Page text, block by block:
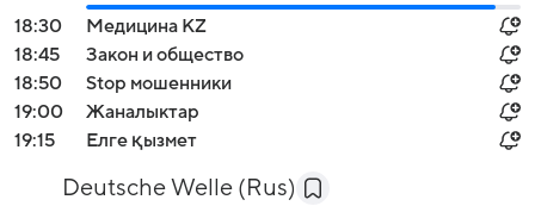
18:30
Медицина KZ
18:45
Закон и общество
18:50
Stop мошенники
19:00
Жаналыктар
19:15
Елге қызмет
Deutsche Welle (Rus)